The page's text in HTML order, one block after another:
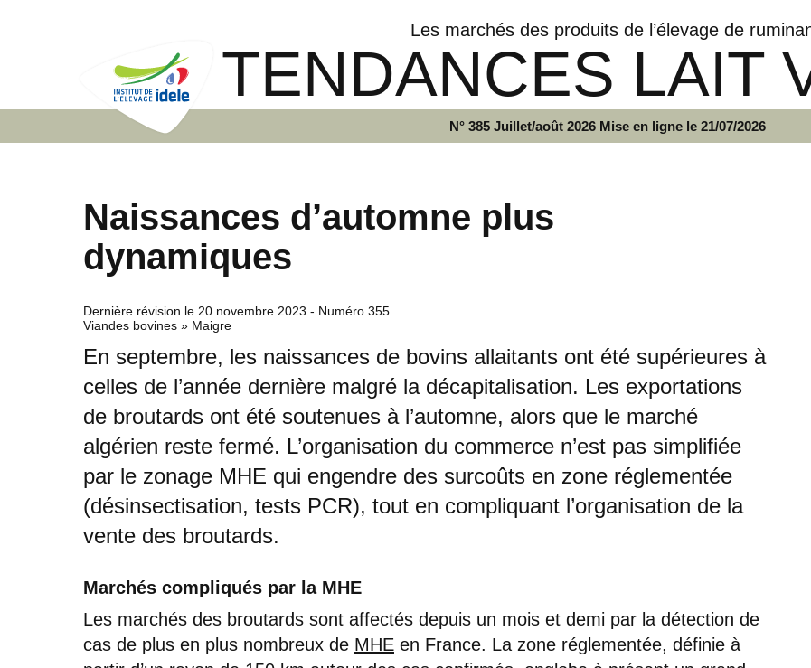
Les marchés des produits de l’élevage de
TENDANCES LAIT
N° 385 Juillet/août 2026 Mise en ligne le 21/07/2026
Naissances d’automne plus
dynamiques
Dernière révision le 20 novembre 2023 - Numéro 355
Viandes bovines » Maigre
En septembre, les naissances de bovins allaitants ont été supérieures à
celles de l’année dernière malgré la décapitalisation. Les exportations
de broutards ont été soutenues à l’automne, alors que le marché
algérien reste fermé. L’organisation du commerce n’est pas simplifiée
par le zonage MHE qui engendre des surcoûts en zone réglementée
(désinsectisation, tests PCR), tout en compliquant l’organisation de la
vente des broutards.
Marchés compliqués par la MHE
Les marchés des broutards sont affectés depuis un mois et demi par la détection de
cas de plus en plus nombreux de MHE en France. La zone réglementée, définie à